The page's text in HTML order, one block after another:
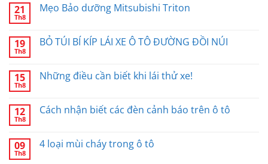
21
Th8
Mẹo Bảo dưỡng Mitsubishi Triton
19
Th8
BỎ TÚI BÍ KÍP LÁI XE Ô TÔ ĐƯỜNG ĐỒI NÚI
15
Th8
Những điều cần biết khi lái thử xe!
12
Th8
Cách nhận biết các đèn cảnh báo trên ô tô
09
Th8
4 loại mùi cháy trong ô tô